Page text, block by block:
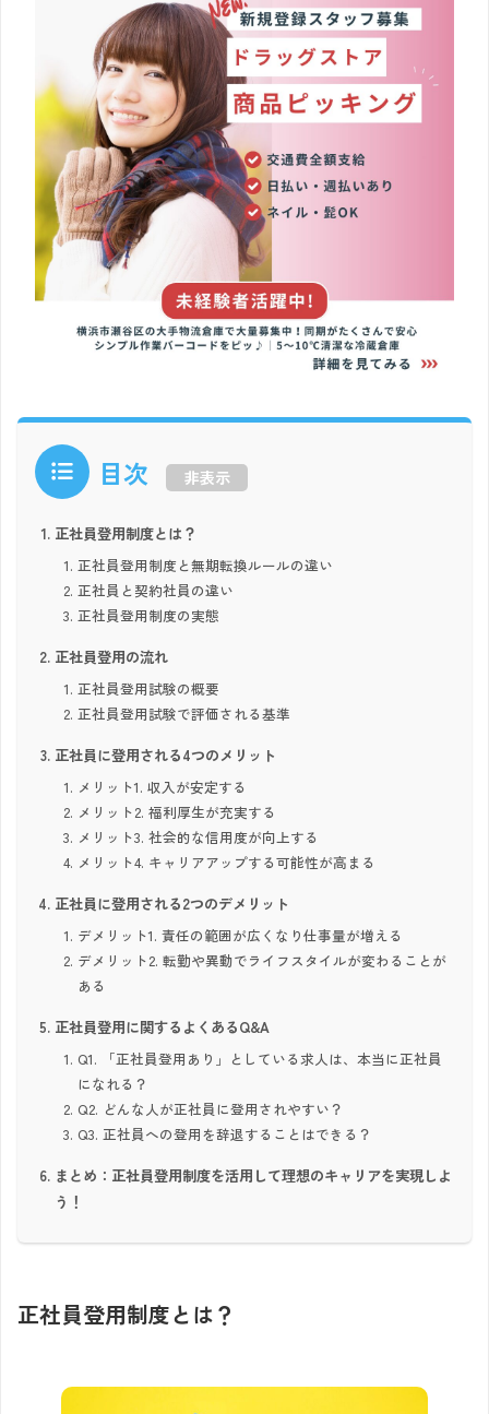
目次 非表示
正社員登用制度とは？
正社員登用制度と無期転換ルールの違い
正社員と契約社員の違い
正社員登用制度の実態
正社員登用の流れ
正社員登用試験の概要
正社員登用試験で評価される基準
正社員に登用される4つのメリット
メリット1. 収入が安定する
メリット2. 福利厚生が充実する
メリット3. 社会的な信用度が向上する
メリット4. キャリアアップする可能性が高まる
正社員に登用される2つのデメリット
デメリット1. 責任の範囲が広くなり仕事量が増える
デメリット2. 転勤や異動でライフスタイルが変わることが
ある
正社員登用に関するよくあるQ&A
Q1. 「正社員登用あり」としている求人は、本当に正社員
になれる？
Q2. どんな人が正社員に登用されやすい？
Q3. 正社員への登用を辞退することはできる？
まとめ：正社員登用制度を活用して理想のキャリアを実現しよ
う！
正社員登用制度とは？